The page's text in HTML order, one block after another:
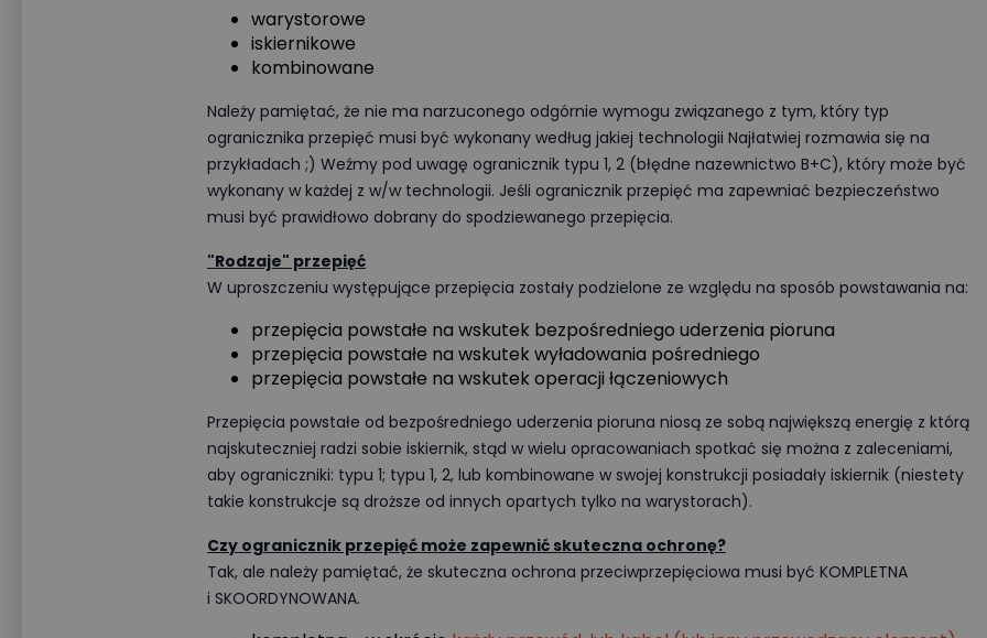
warystorowe
iskiernikowe
kombinowane
Należy pamiętać, że nie ma narzuconego odgórnie wymogu związanego z tym, który typ
ogranicznika przepięć musi być wykonany według jakiej technologii Najłatwiej rozmawia się na
przykładach ;) Weźmy pod uwagę ogranicznik typu 1, 2 (błędne nazewnictwo B+C), który może być
wykonany w każdej z w/w technologii. Jeśli ogranicznik przepięć ma zapewniać bezpieczeństwo
musi być prawidłowo dobrany do spodziewanego przepięcia.
"Rodzaje" przepięć
W uproszczeniu występujące przepięcia zostały podzielone ze względu na sposób powstawania na:
przepięcia powstałe na wskutek bezpośredniego uderzenia pioruna
przepięcia powstałe na wskutek wyładowania pośredniego
przepięcia powstałe na wskutek operacji łączeniowych
Przepięcia powstałe od bezpośredniego uderzenia pioruna niosą ze sobą największą energię z którą
najskuteczniej radzi sobie iskiernik, stąd w wielu opracowaniach spotkać się można z zaleceniami,
aby ograniczniki: typu 1; typu 1, 2, lub kombinowane w swojej konstrukcji posiadały iskiernik (niestety
takie konstrukcje są droższe od innych opartych tylko na warystorach).
Czy ogranicznik przepięć może zapewnić skuteczna ochronę?
Tak, ale należy pamiętać, że skuteczna ochrona przeciwprzepięciowa musi być KOMPLETNA
i SKOORDYNOWANA.